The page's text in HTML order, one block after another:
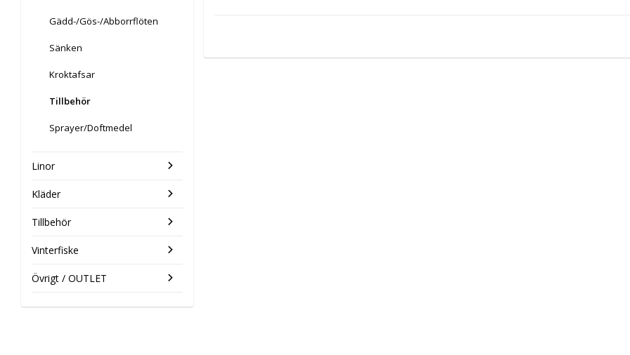
Gädd-/Gös-/Abborrflöten
Sänken
Kroktafsar
Tillbehör
Sprayer/Doftmedel
Linor
Kläder
Tillbehör
Vinterfiske
Övrigt / OUTLET